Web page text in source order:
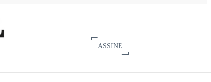
ASSINE